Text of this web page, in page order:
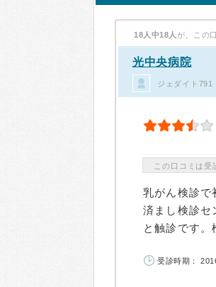
18人中18人 が、この
光中央病院
ジェダイト791
この口コミは受
乳がん検診で
済まし検診セ
と触診です
受診時期：